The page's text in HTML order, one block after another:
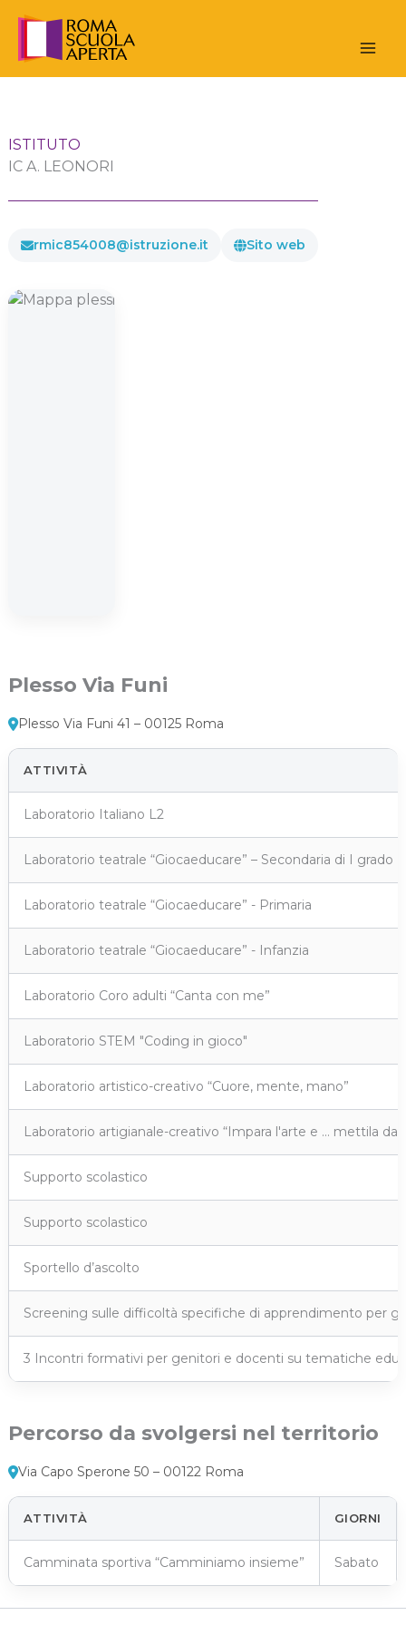
contenuto
ISTITUTO
IC A. LEONORI
rmic854008@istruzione.it Sito web
Plesso Via Funi
Plesso Via Funi 41 – 00125 Roma
ATTIVITÀ
Laboratorio Italiano L2
Laboratorio teatrale “Giocaeducare” – Secondaria di I grado
Laboratorio teatrale “Giocaeducare” - Primaria
Laboratorio teatrale “Giocaeducare” - Infanzia
Laboratorio Coro adulti “Canta con me”
Laboratorio STEM "Coding in gioco"
Laboratorio artistico-creativo “Cuore, mente, mano”
Laboratorio artigianale-creativo “Impara l'arte e … mettila da
Supporto scolastico
Supporto scolastico
Sportello d’ascolto
Screening sulle difficoltà specifiche di apprendimento per
3 Incontri formativi per genitori e docenti su tematiche
Percorso da svolgersi nel territorio
Via Capo Sperone 50 – 00122 Roma
ATTIVITÀ GIORNI
Camminata sportiva “Camminiamo insieme” Sabato